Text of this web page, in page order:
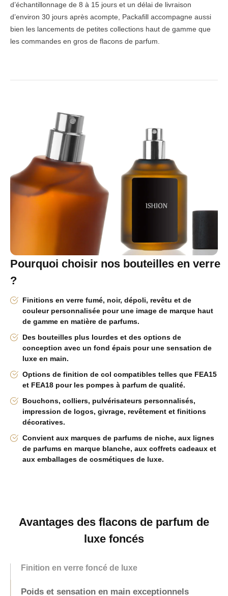
d’échantillonnage de 8 à 15 jours et un délai de livraison
d’environ 30 jours après acompte, Packafill accompagne aussi
bien les lancements de petites collections haut de gamme que
les commandes en gros de flacons de parfum.
Pourquoi choisir nos bouteilles en verre
?
Finitions en verre fumé, noir, dépoli, revêtu et de
couleur personnalisée pour une image de marque haut
de gamme en matière de parfums.
Des bouteilles plus lourdes et des options de
conception avec un fond épais pour une sensation de
luxe en main.
Options de finition de col compatibles telles que FEA15
et FEA18 pour les pompes à parfum de qualité.
Bouchons, colliers, pulvérisateurs personnalisés,
impression de logos, givrage, revêtement et finitions
décoratives.
Convient aux marques de parfums de niche, aux lignes
de parfums en marque blanche, aux coffrets cadeaux et
aux emballages de cosmétiques de luxe.
Avantages des flacons de parfum de
luxe foncés
Finition en verre foncé de luxe
Poids et sensation en main exceptionnels